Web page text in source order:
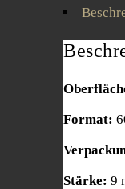
Format:
Stärke: 9